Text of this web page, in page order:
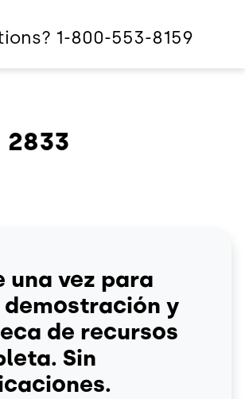
1-800-553-8159
2833
una vez para
y
de recursos
Sin